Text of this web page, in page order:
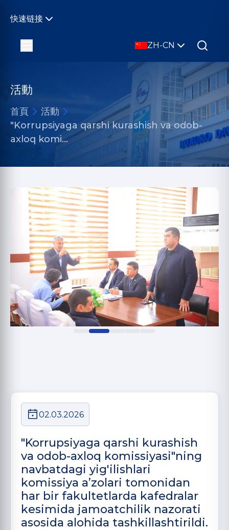
快速链接
ZH-CN
活動
首頁
活動
"Korrupsiyaga qarshi kurashish va odob-
axloq komi…
02.03.2026
"Korrupsiyaga qarshi kurashish
va odob-axloq komissiyasi"ning
navbatdagi yig'ilishlari
komissiya a’zolari tomonidan
har bir fakultetlarda kafedralar
kesimida jamoatchilik nazorati
asosida alohida tashkillashtirildi.